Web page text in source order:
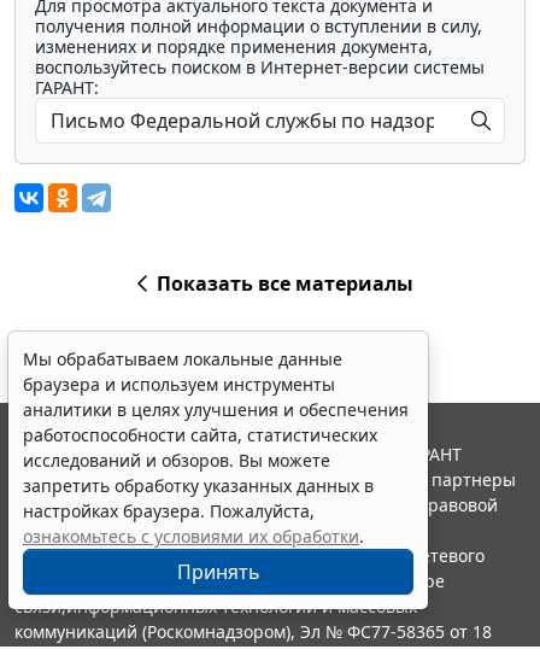
Для просмотра актуального текста документа и
получения полной информации о вступлении в силу,
изменениях и порядке применения документа,
воспользуйтесь поиском в Интернет-версии системы
ГАРАНТ:
Показать все материалы
Мы обрабатываем локальные данные
браузера и используем инструменты
аналитики в целях улучшения и обеспечения
работоспособности сайта, статистических
исследований и обзоров. Вы можете
запретить обработку указанных данных в
настройках браузера. Пожалуйста,
ознакомьтесь с условиями их обработки.
Принять
© ООО "НПП "ГАРАНТ-СЕРВИС", 2026. Система ГАРАНТ
выпускается с 1990 года. Компания "Гарант" и ее партнеры
являются участниками Российской ассоциации правовой
информации ГАРАНТ.
Портал ГАРАНТ.РУ зарегистрирован в качестве сетевого
издания Федеральной службой по надзору в сфере
связи,информационных технологий и массовых
коммуникаций (Роскомнадзором), Эл № ФС77-58365 от 18